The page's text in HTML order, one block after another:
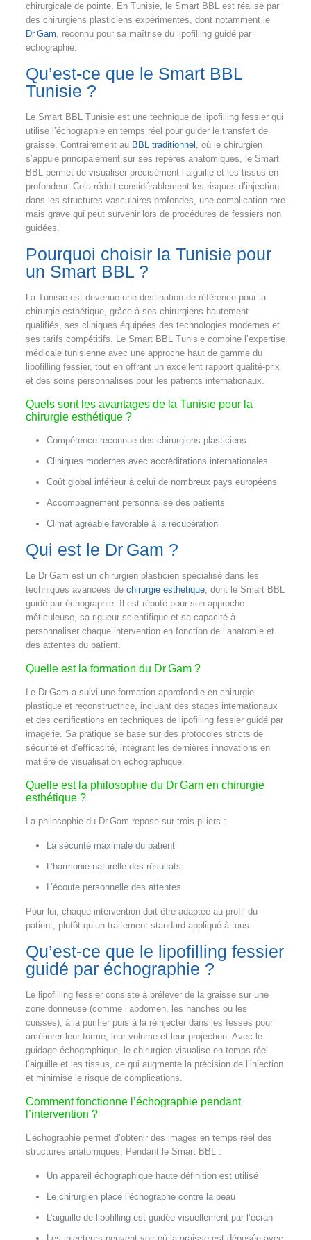
chirurgicale de pointe. En Tunisie, le Smart BBL est réalisé par
des chirurgiens plasticiens expérimentés, dont notamment le
Dr Gam, reconnu pour sa maîtrise du lipofilling guidé par
échographie.
Qu’est‑ce que le Smart BBL
Tunisie ?
Le Smart BBL Tunisie est une technique de lipofilling fessier qui
utilise l’échographie en temps réel pour guider le transfert de
graisse. Contrairement au BBL traditionnel , où le chirurgien
s’appuie principalement sur ses repères anatomiques, le Smart
BBL permet de visualiser précisément l’aiguille et les tissus en
profondeur. Cela réduit considérablement les risques d’injection
dans les structures vasculaires profondes, une complication rare
mais grave qui peut survenir lors de procédures de fessiers non
guidées.
Pourquoi choisir la Tunisie pour
un Smart BBL ?
La Tunisie est devenue une destination de référence pour la
chirurgie esthétique, grâce à ses chirurgiens hautement
qualifiés, ses cliniques équipées des technologies modernes et
ses tarifs compétitifs. Le Smart BBL Tunisie combine l’expertise
médicale tunisienne avec une approche haut de gamme du
lipofilling fessier, tout en offrant un excellent rapport qualité‑prix
et des soins personnalisés pour les patients internationaux.
Quels sont les avantages de la Tunisie pour la
chirurgie esthétique ?
Compétence reconnue des chirurgiens plasticiens
Cliniques modernes avec accréditations internationales
Coût global inférieur à celui de nombreux pays européens
Accompagnement personnalisé des patients
Climat agréable favorable à la récupération
Qui est le Dr Gam ?
Le Dr Gam est un chirurgien plasticien spécialisé dans les
techniques avancées de chirurgie esthétique, dont le Smart BBL
guidé par échographie. Il est réputé pour son approche
méticuleuse, sa rigueur scientifique et sa capacité à
personnaliser chaque intervention en fonction de l’anatomie et
des attentes du patient.
Quelle est la formation du Dr Gam ?
Le Dr Gam a suivi une formation approfondie en chirurgie
plastique et reconstructrice, incluant des stages internationaux
et des certifications en techniques de lipofilling fessier guidé par
imagerie. Sa pratique se base sur des protocoles stricts de
sécurité et d’efficacité, intégrant les dernières innovations en
matière de visualisation échographique.
Quelle est la philosophie du Dr Gam en chirurgie
esthétique ?
La philosophie du Dr Gam repose sur trois piliers :
La sécurité maximale du patient
L’harmonie naturelle des résultats
L’écoute personnelle des attentes
Pour lui, chaque intervention doit être adaptée au profil du
patient, plutôt qu’un traitement standard appliqué à tous.
Qu’est‑ce que le lipofilling fessier
guidé par échographie ?
Le lipofilling fessier consiste à prélever de la graisse sur une
zone donneuse (comme l’abdomen, les hanches ou les
cuisses), à la purifier puis à la réinjecter dans les fesses pour
améliorer leur forme, leur volume et leur projection. Avec le
guidage échographique, le chirurgien visualise en temps réel
l’aiguille et les tissus, ce qui augmente la précision de l’injection
et minimise le risque de complications.
Comment fonctionne l’échographie pendant
l’intervention ?
L’échographie permet d’obtenir des images en temps réel des
structures anatomiques. Pendant le Smart BBL :
Un appareil échographique haute définition est utilisé
Le chirurgien place l’échographe contre la peau
L’aiguille de lipofilling est guidée visuellement par l’écran